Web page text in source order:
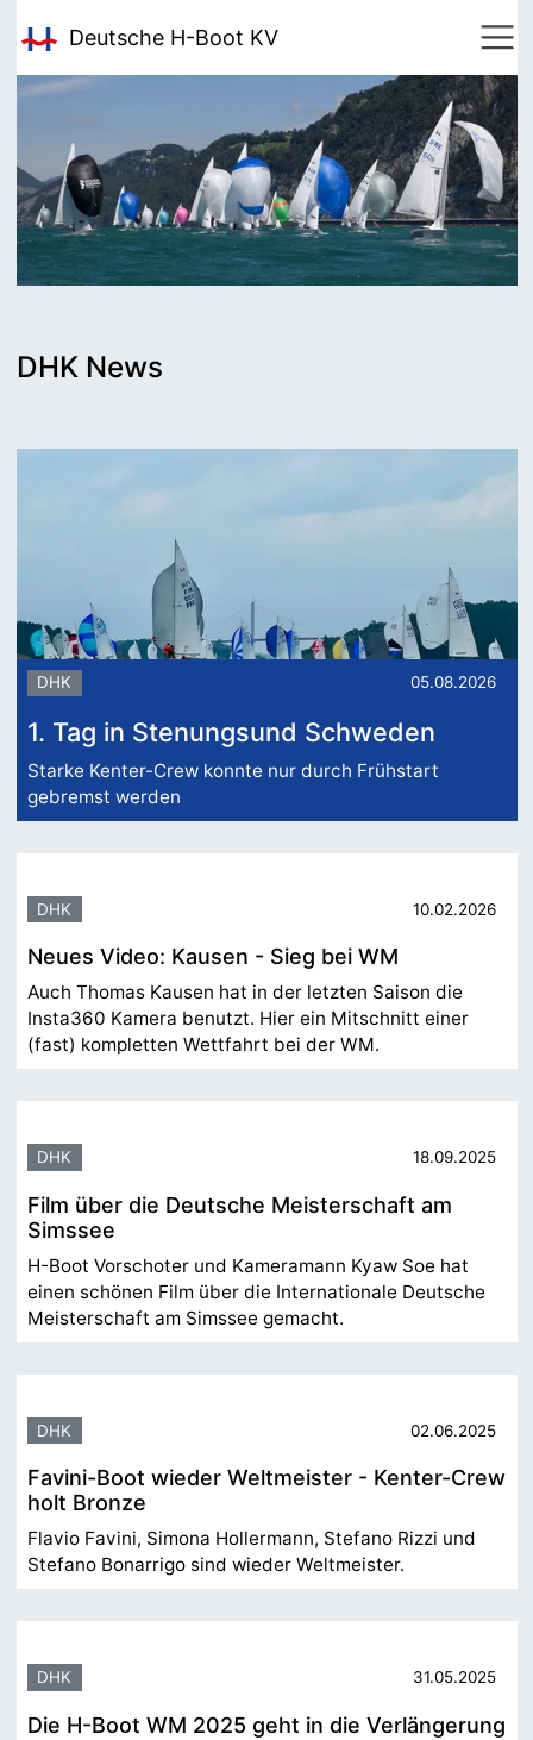
Deutsche H-Boot KV
DHK News
DHK 05.08.2026
1. Tag in Stenungsund Schweden
Starke Kenter-Crew konnte nur durch Frühstart
gebremst werden
DHK 10.02.2026
Neues Video: Kausen - Sieg bei WM
Auch Thomas Kausen hat in der letzten Saison die
Insta360 Kamera benutzt. Hier ein Mitschnitt einer
(fast) kompletten Wettfahrt bei der WM.
DHK 18.09.2025
Film über die Deutsche Meisterschaft am
Simssee
H-Boot Vorschoter und Kameramann Kyaw Soe hat
einen schönen Film über die Internationale Deutsche
Meisterschaft am Simssee gemacht.
DHK 02.06.2025
Favini-Boot wieder Weltmeister - Kenter-Crew
holt Bronze
Flavio Favini, Simona Hollermann, Stefano Rizzi und
Stefano Bonarrigo sind wieder Weltmeister.
DHK 31.05.2025
Die H-Boot WM 2025 geht in die Verlängerung